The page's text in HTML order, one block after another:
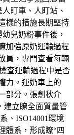
盯車、人盯站、
樣的措施長期堅持
兒奶粉事件後，
加強原奶運輸過程
員，專門查看每輛
查運輸過程中是否
力。運奶車上的
部分。張劍秋介
建立瞭全面質量管
、ISO14001環境
體系，形成瞭“四